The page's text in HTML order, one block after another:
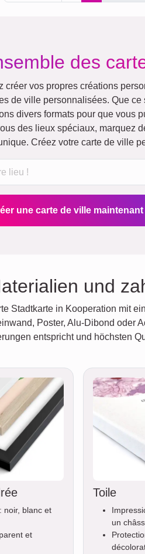
des
vos propres créations
de ville personnalisées. Que
divers formats pour que vous
des lieux spéciaux, marquez
Créez votre carte de ville
une carte de ville maintenant
und
Stadtkarte in Kooperation mit
Poster, Alu-Dibond oder
entspricht und höchsten
noir, blanc et
et
Toile
un